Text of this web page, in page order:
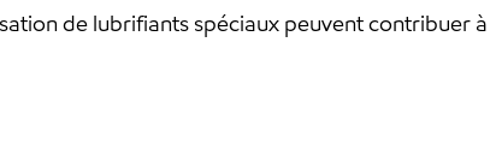
de lubrifiants spéciaux peuvent contribuer